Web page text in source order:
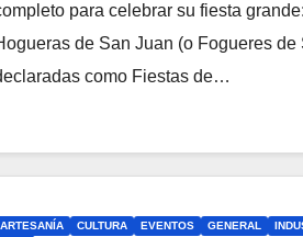
para celebrar su fiesta
de San Juan (o Fogueres de
como Fiestas de…
ARTESANÍA CULTURA EVENTOS GENERAL